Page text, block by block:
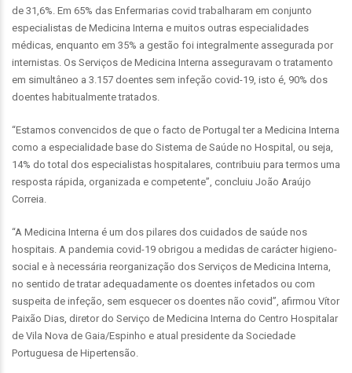
de 31,6%. Em 65% das Enfermarias covid trabalharam em conjunto
especialistas de Medicina Interna e muitos outras especialidades
médicas, enquanto em 35% a gestão foi integralmente assegurada por
internistas. Os Serviços de Medicina Interna asseguravam o tratamento
em simultâneo a 3.157 doentes sem infeção covid-19, isto é, 90% dos
doentes habitualmente tratados.
“Estamos convencidos de que o facto de Portugal ter a Medicina Interna
como a especialidade base do Sistema de Saúde no Hospital, ou seja,
14% do total dos especialistas hospitalares, contribuiu para termos uma
resposta rápida, organizada e competente”, concluiu João Araújo
Correia.
“A Medicina Interna é um dos pilares dos cuidados de saúde nos
hospitais. A pandemia covid-19 obrigou a medidas de carácter higieno-
social e à necessária reorganização dos Serviços de Medicina Interna,
no sentido de tratar adequadamente os doentes infetados ou com
suspeita de infeção, sem esquecer os doentes não covid”, afirmou Vítor
Paixão Dias, diretor do Serviço de Medicina Interna do Centro Hospitalar
de Vila Nova de Gaia/Espinho e atual presidente da Sociedade
Portuguesa de Hipertensão.